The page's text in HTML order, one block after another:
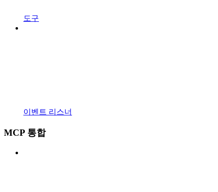
도구
이벤트 리스너
MCP 통합